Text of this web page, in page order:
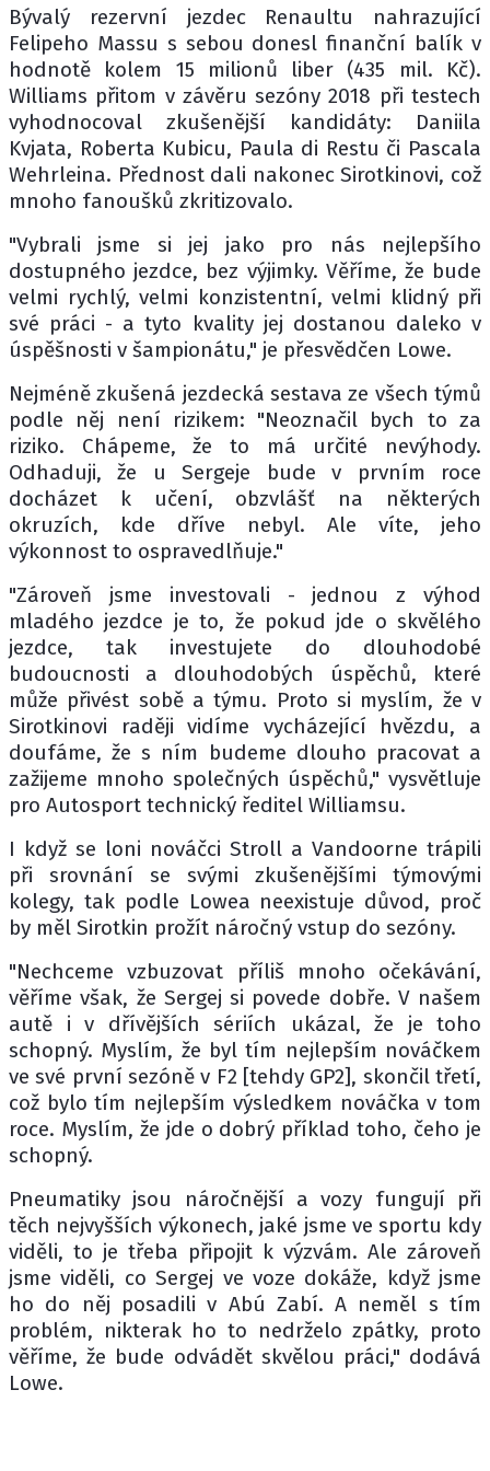
Bývalý rezervní jezdec Renaultu nahrazující
Felipeho Massu s sebou donesl finanční balík v
hodnotě kolem 15 milionů liber (435 mil. Kč).
Williams přitom v závěru sezóny 2018 při testech
vyhodnocoval zkušenější kandidáty: Daniila
Kvjata, Roberta Kubicu, Paula di Restu či Pascala
Wehrleina. Přednost dali nakonec Sirotkinovi, což
mnoho fanoušků zkritizovalo.
"Vybrali jsme si jej jako pro nás nejlepšího
dostupného jezdce, bez výjimky. Věříme, že bude
velmi rychlý, velmi konzistentní, velmi klidný při
své práci - a tyto kvality jej dostanou daleko v
úspěšnosti v šampionátu," je přesvědčen Lowe.
Nejméně zkušená jezdecká sestava ze všech týmů
podle něj není rizikem: "Neoznačil bych to za
riziko. Chápeme, že to má určité nevýhody.
Odhaduji, že u Sergeje bude v prvním roce
docházet k učení, obzvlášť na některých
okruzích, kde dříve nebyl. Ale víte, jeho
výkonnost to ospravedlňuje."
"Zároveň jsme investovali - jednou z výhod
mladého jezdce je to, že pokud jde o skvělého
jezdce, tak investujete do dlouhodobé
budoucnosti a dlouhodobých úspěchů, které
může přivést sobě a týmu. Proto si myslím, že v
Sirotkinovi raději vidíme vycházející hvězdu, a
doufáme, že s ním budeme dlouho pracovat a
zažijeme mnoho společných úspěchů," vysvětluje
pro Autosport technický ředitel Williamsu.
I když se loni nováčci Stroll a Vandoorne trápili
při srovnání se svými zkušenějšími týmovými
kolegy, tak podle Lowea neexistuje důvod, proč
by měl Sirotkin prožít náročný vstup do sezóny.
"Nechceme vzbuzovat příliš mnoho očekávání,
věříme však, že Sergej si povede dobře. V našem
autě i v dřívějších sériích ukázal, že je toho
schopný. Myslím, že byl tím nejlepším nováčkem
ve své první sezóně v F2 [tehdy GP2], skončil třetí,
což bylo tím nejlepším výsledkem nováčka v tom
roce. Myslím, že jde o dobrý příklad toho, čeho je
schopný.
Pneumatiky jsou náročnější a vozy fungují při
těch nejvyšších výkonech, jaké jsme ve sportu kdy
viděli, to je třeba připojit k výzvám. Ale zároveň
jsme viděli, co Sergej ve voze dokáže, když jsme
ho do něj posadili v Abú Zabí. A neměl s tím
problém, nikterak ho to nedrželo zpátky, proto
věříme, že bude odvádět skvělou práci," dodává
Lowe.